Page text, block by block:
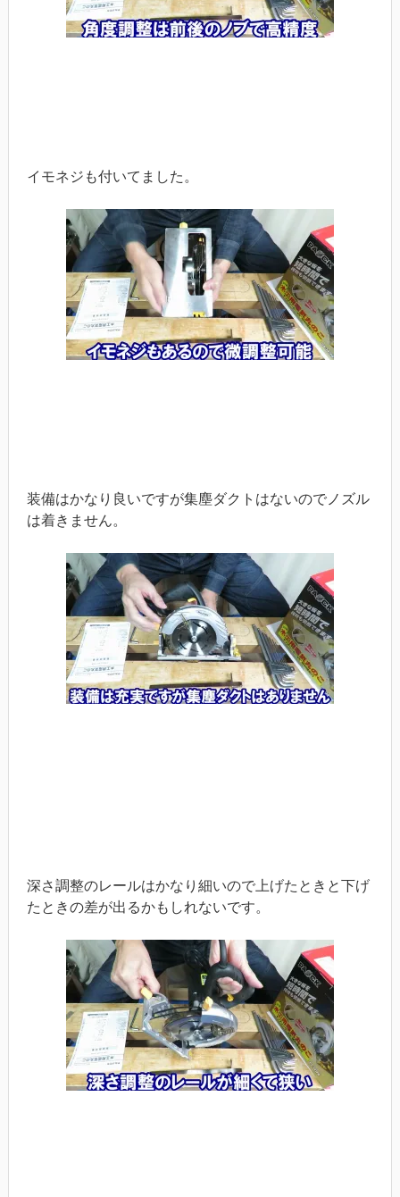
イモネジも付いてました。
装備はかなり良いですが集塵ダクトはないのでノズル
は着きません。
深さ調整のレールはかなり細いので上げたときと下げ
たときの差が出るかもしれないです。